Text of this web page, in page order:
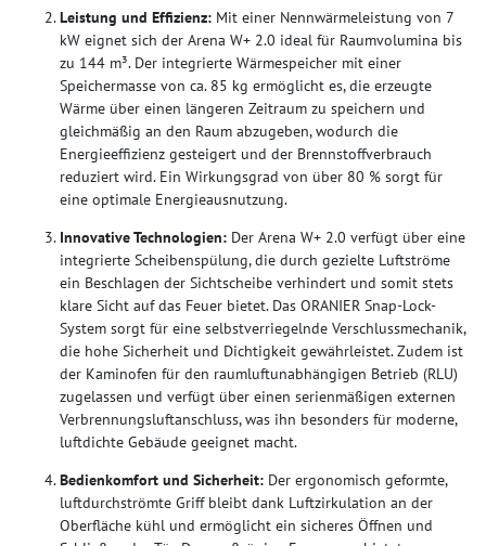
Leistung und Effizienz: Mit einer Nennwärmeleistung von 7
kW eignet sich der Arena W+ 2.0 ideal für Raumvolumina bis
zu 144 m³. Der integrierte Wärmespeicher mit einer
Speichermasse von ca. 85 kg ermöglicht es, die erzeugte
Wärme über einen längeren Zeitraum zu speichern und
gleichmäßig an den Raum abzugeben, wodurch die
Energieeffizienz gesteigert und der Brennstoffverbrauch
reduziert wird. Ein Wirkungsgrad von über 80 % sorgt für
eine optimale Energieausnutzung.
Innovative Technologien: Der Arena W+ 2.0 verfügt über eine
integrierte Scheibenspülung, die durch gezielte Luftströme
ein Beschlagen der Sichtscheibe verhindert und somit stets
klare Sicht auf das Feuer bietet. Das ORANIER Snap-Lock-
System sorgt für eine selbstverriegelnde Verschlussmechanik,
die hohe Sicherheit und Dichtigkeit gewährleistet. Zudem ist
der Kaminofen für den raumluftunabhängigen Betrieb (RLU)
zugelassen und verfügt über einen serienmäßigen externen
Verbrennungsluftanschluss, was ihn besonders für moderne,
luftdichte Gebäude geeignet macht.
Bedienkomfort und Sicherheit: Der ergonomisch geformte,
luftdurchströmte Griff bleibt dank Luftzirkulation an der
Oberfläche kühl und ermöglicht ein sicheres Öffnen und